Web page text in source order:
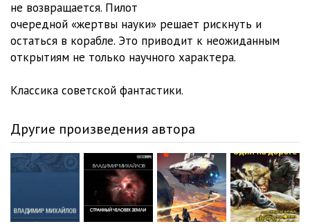
не возвращается. Пилот
очередной «жертвы науки» решает рискнуть и
остаться в корабле. Это приводит к неожиданным
открытиям не только научного характера.
Классика советской фантастики.
Другие произведения автора